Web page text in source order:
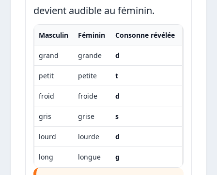
devient audible au féminin.
Masculin Féminin Consonne révélée
grand grande d
petit petite t
froid froide d
gris grise s
lourd lourde d
long longue g